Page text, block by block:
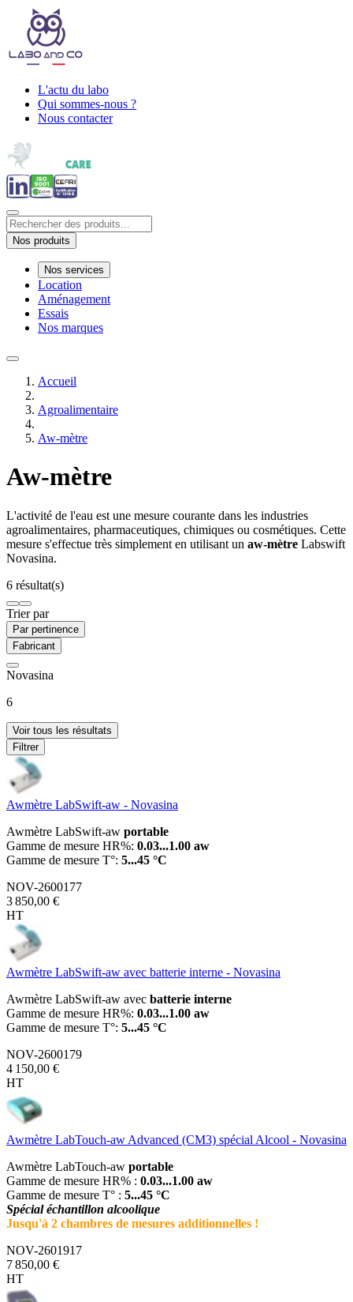
L'actu du labo
Qui sommes-nous ?
Nous contacter
Nos produits
Nos services
Location
Aménagement
Essais
Nos marques
Accueil
Agroalimentaire
Aw-mètre
Aw-mètre
L'activité de l'eau est une mesure courante dans les industries
agroalimentaires, pharmaceutiques, chimiques ou cosmétiques. Cette
mesure s'effectue très simplement en utilisant un aw-mètre Labswift
Novasina.
6 résultat(s)
Trier par
Par pertinence
Fabricant
Novasina
6
Voir tous les résultats
Filtrer
Awmètre LabSwift-aw - Novasina
Awmètre LabSwift-aw portable
Gamme de mesure HR%: 0.03...1.00 aw
Gamme de mesure T°: 5...45 °C
NOV-2600177
3 850,00 €
HT
Awmètre LabSwift-aw avec batterie interne - Novasina
Awmètre LabSwift-aw avec batterie interne
Gamme de mesure HR%: 0.03...1.00 aw
Gamme de mesure T°: 5...45 °C
NOV-2600179
4 150,00 €
HT
Awmètre LabTouch-aw Advanced (CM3) spécial Alcool - Novasina
Awmètre LabTouch-aw portable
Gamme de mesure HR% : 0.03...1.00 aw
Gamme de mesure T° : 5...45 °C
Spécial échantillon alcoolique
Jusqu'à 2 chambres de mesures additionnelles !
NOV-2601917
7 850,00 €
HT